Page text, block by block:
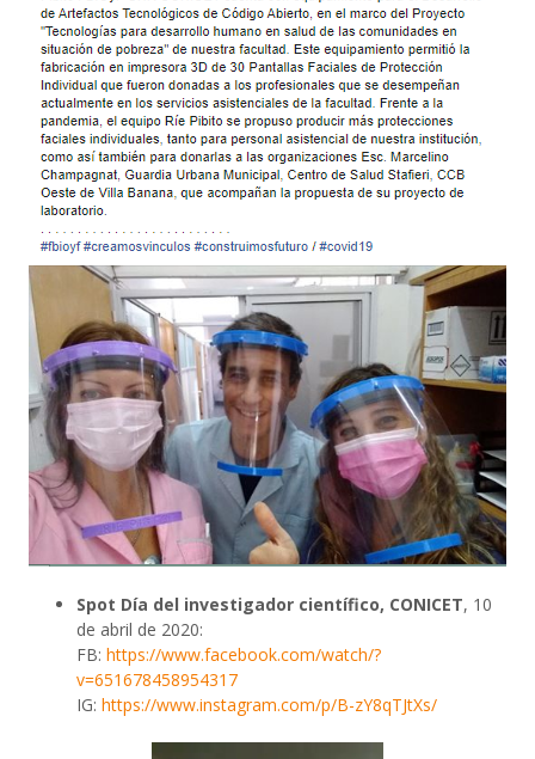
Spot Día del investigador científico, CONICET, 10
de abril de 2020:
FB: https://www.facebook.com/watch/?
v=651678458954317
IG: https://www.instagram.com/p/B-zY8qTJtXs/